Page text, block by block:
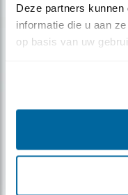
Deze partners
informatie die u aan
op basis van uw